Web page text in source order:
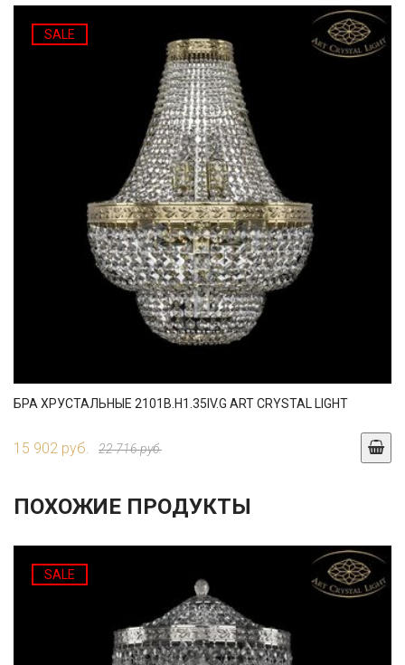
SALE
БРА ХРУСТАЛЬНЫЕ 2101B.H1.35IV.G ART CRYSTAL LIGHT
15 902 руб. 22 716 руб.
ПОХОЖИЕ ПРОДУКТЫ
SALE